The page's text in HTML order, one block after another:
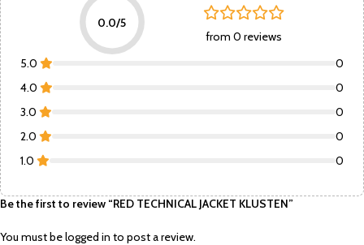
0.0/5
from 0 reviews
5.0
0
4.0
0
3.0
0
2.0
0
1.0
0
Be the first to review “RED TECHNICAL JACKET KLUSTEN”
You must belogged in to post a review.